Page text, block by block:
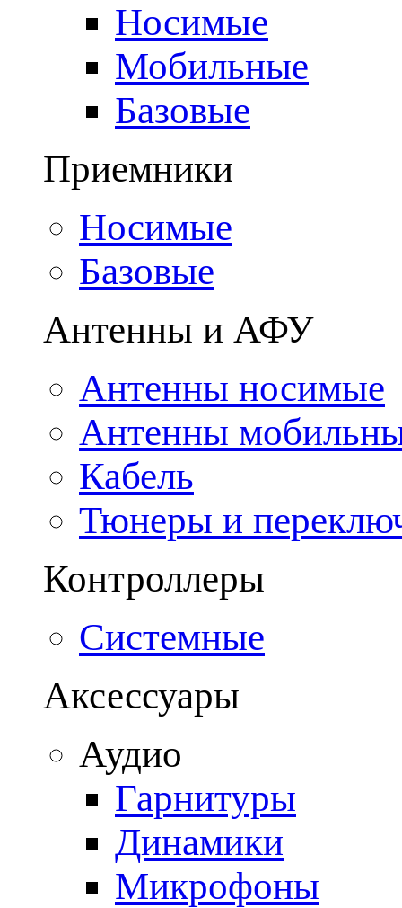
Носимые
Мобильные
Базовые
Приемники
Носимые
Базовые
Антенны и АФУ
Антенны носимые
Антенны
Кабель
Тюнеры и
Контроллеры
Системные
Аксессуары
Аудио
Гарнитуры
Динамики
Микрофоны